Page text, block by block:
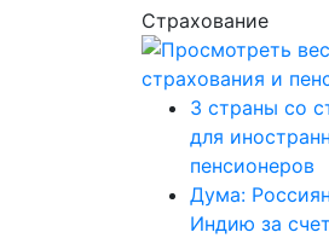
Страхование
3 страны со
для
пенсионеров
Дума:
Индию за счет